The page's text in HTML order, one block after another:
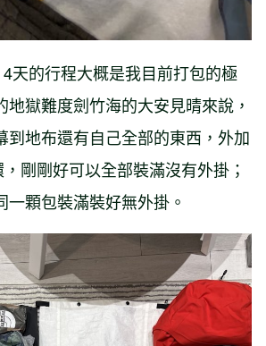
天的行程大概是我目前打包的極
地獄難度劍竹海的大安見晴來說，
到地布還有自己全部的東西，外加
剛剛好可以全部裝滿沒有外掛；
一顆包裝滿裝好無外掛。